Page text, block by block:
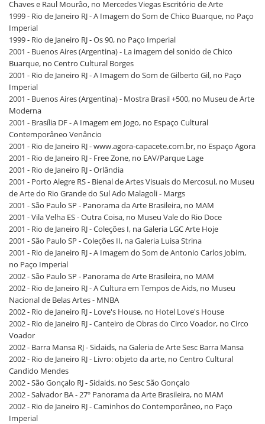
Chaves e Raul Mourão, no Mercedes Viegas Escritório de Arte
1999 - Rio de Janeiro RJ - A Imagem do Som de Chico Buarque, no Paço
Imperial
1999 - Rio de Janeiro RJ - Os 90, no Paço Imperial
2001 - Buenos Aires (Argentina) - La imagem del sonido de Chico
Buarque, no Centro Cultural Borges
2001 - Rio de Janeiro RJ - A Imagem do Som de Gilberto Gil, no Paço
Imperial
2001 - Buenos Aires (Argentina) - Mostra Brasil +500, no Museu de Arte
Moderna
2001 - Brasília DF - A Imagem em Jogo, no Espaço Cultural
Contemporâneo Venâncio
2001 - Rio de Janeiro RJ - www.agora-capacete.com.br, no Espaço Agora
2001 - Rio de Janeiro RJ - Free Zone, no EAV/Parque Lage
2001 - Rio de Janeiro RJ - Orlândia
2001 - Porto Alegre RS - Bienal de Artes Visuais do Mercosul, no Museu
de Arte do Rio Grande do Sul Ado Malagoli - Margs
2001 - São Paulo SP - Panorama da Arte Brasileira, no MAM
2001 - Vila Velha ES - Outra Coisa, no Museu Vale do Rio Doce
2001 - Rio de Janeiro RJ - Coleções I, na Galeria LGC Arte Hoje
2001 - São Paulo SP - Coleções II, na Galeria Luisa Strina
2001 - Rio de Janeiro RJ - A Imagem do Som de Antonio Carlos Jobim,
no Paço Imperial
2002 - São Paulo SP - Panorama de Arte Brasileira, no MAM
2002 - Rio de Janeiro RJ - A Cultura em Tempos de Aids, no Museu
Nacional de Belas Artes - MNBA
2002 - Rio de Janeiro RJ - Love's House, no Hotel Love's House
2002 - Rio de Janeiro RJ - Canteiro de Obras do Circo Voador, no Circo
Voador
2002 - Barra Mansa RJ - Sidaids, na Galeria de Arte Sesc Barra Mansa
2002 - Rio de Janeiro RJ - Livro: objeto da arte, no Centro Cultural
Candido Mendes
2002 - São Gonçalo RJ - Sidaids, no Sesc São Gonçalo
2002 - Salvador BA - 27º Panorama da Arte Brasileira, no MAM
2002 - Rio de Janeiro RJ - Caminhos do Contemporâneo, no Paço
Imperial